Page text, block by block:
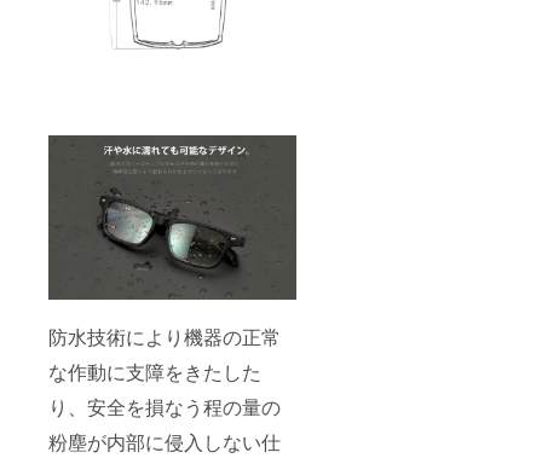
防水技術により機器の正常
な作動に支障をきたした
り、安全を損なう程の量の
粉塵が内部に侵入しない仕